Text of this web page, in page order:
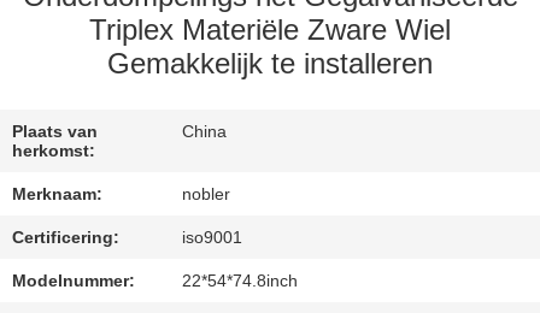
KWALITEITSCONTROLE
CONTACT
MET
Triplex Materiële Zware Wiel
Gemakkelijk te installeren
Plaats van
herkomst:
China
Merknaam: nobler
Certificering: iso9001
Modelnummer: 22*54*74.8inch